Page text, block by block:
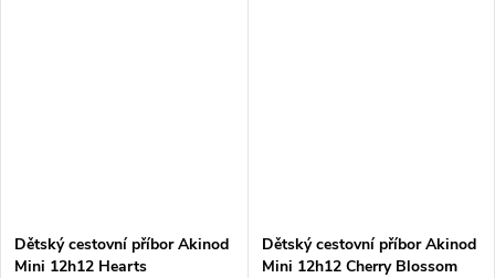
Dětský cestovní příbor Akinod
Mini 12h12 Hearts
Dětský cestovní příbor Akinod
Mini 12h12 Cherry Blossom